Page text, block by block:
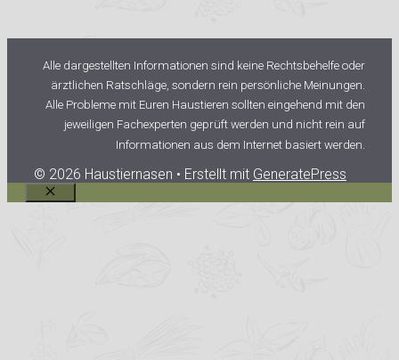
Alle dargestellten Informationen sind keine Rechtsbehelfe oder
ärztlichen Ratschläge, sondern rein persönliche Meinungen.
Alle Probleme mit Euren Haustieren sollten eingehend mit den
jeweiligen Fachexperten geprüft werden und nicht rein auf
Informationen aus dem Internet basiert werden.
© 2026 Haustiernasen • Erstellt mit GeneratePress
Schließen